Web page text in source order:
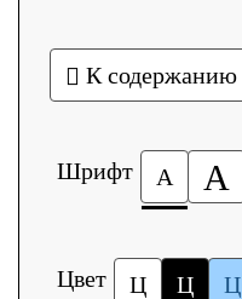
К содержанию
Шрифт А А
Цвет Ц Ц Ц